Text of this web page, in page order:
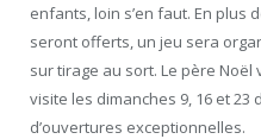
enfants, loin s’en faut. En
seront offerts, un jeu sera
sur tirage au sort. Le père
visite les dimanches 9, 16 et 23
d’ouvertures exceptionnelles.